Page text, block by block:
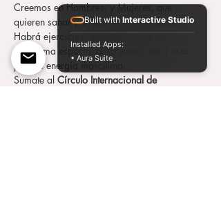
Creemos en Hombres, y Mujeres, que
quieren sanar y ayudar a otros a sanar
Habrá ejercicios, meditaciones y un
programa especial para sanar, nutrir esta
potente energía masculina.
Sumate al Círculo Internacional de
Built with Interactive Studio
Installed Apps:
• Aura Suite